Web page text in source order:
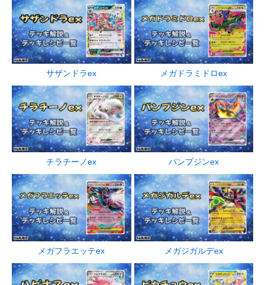
サザンドラex メガドラミドロex
チラチーノex パンプジンex
メガフラエッテex メガジガルデex